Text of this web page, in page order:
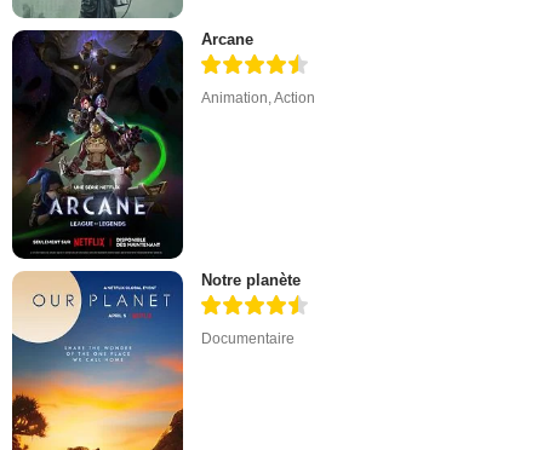
Arcane
Animation,Action
Notre planète
Documentaire